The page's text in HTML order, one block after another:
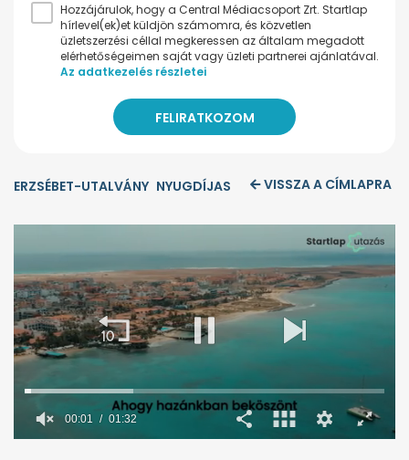
Hozzájárulok, hogy a Central Médiacsoport Zrt. Startlap
hírlevel(ek)et küldjön számomra, és közvetlen
üzletszerzési céllal megkeressen az általam megadott
elérhetőségeimen saját vagy üzleti partnerei ajánlatával.
Az adatkezelés részletei
ERZSÉBET-UTALVÁNY NYUGDÍJAS VISSZA A CÍMLAPRA
00:02 01:32